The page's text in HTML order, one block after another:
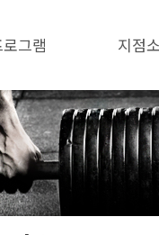
그램 지점